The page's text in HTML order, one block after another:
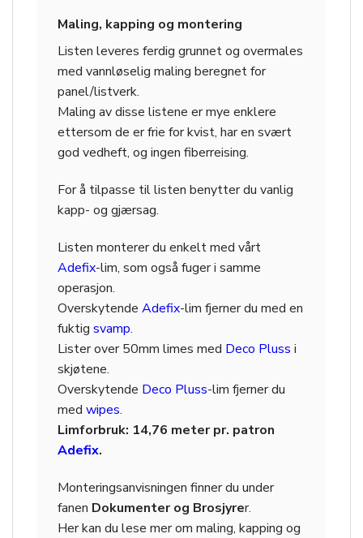
Maling, kapping og montering
Listen leveres ferdig grunnet og overmales
med vannløselig maling beregnet for
panel/listverk.
Maling av disse listene er mye enklere
ettersom de er frie for kvist, har en svært
god vedheft, og ingen fiberreising.
For å tilpasse til listen benytter du vanlig
kapp- og gjærsag.
Listen monterer du enkelt med vårt
Adefix-lim, som også fuger i samme
operasjon.
Overskytende Adefix-lim fjerner du med en
fuktig svamp.
Lister over 50mm limes med Deco Pluss i
skjøtene.
Overskytende Deco Pluss-lim fjerner du
med wipes.
Limforbruk: 14,76 meter pr. patron
Adefix.
Monteringsanvisningen finner du under
fanen Dokumenter og Brosjyrer.
Her kan du lese mer om maling, kapping og